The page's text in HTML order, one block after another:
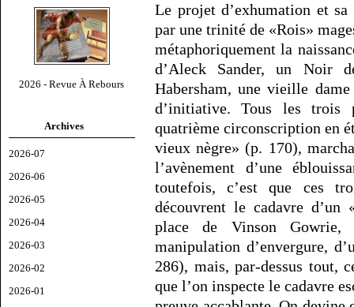
2026 - Revue À Rebours
Archives
2026-07
2026-06
2026-05
2026-04
2026-03
2026-02
2026-01
Le projet d’exhumation et
par une trinité de «Rois»
métaphoriquement la
d’Aleck Sander, un Noir
Habersham, une vieille
d’initiative. Tous les trois
quatrième circonscription en
vieux nègre» (p. 170),
l’avènement d’une
toutefois, c’est que ces
découvrent le cadavre
place de Vinson Gowrie,
manipulation d’envergure,
286), mais, par-dessus tout,
que l’on inspecte le cadavre